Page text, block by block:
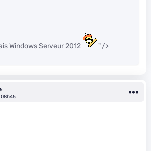
Windows Serveur 2012 " />
08h45